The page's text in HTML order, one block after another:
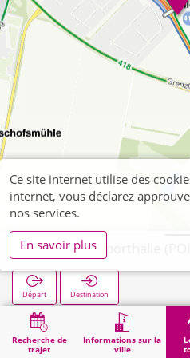
Recherche de
trajet
Informations sur la
ville
Wegberg, Sporthalle (POI)
Départ Destination
Démarrage Loisirs et tourisme
Ce site internet utilise des
internet, vous déclarez
nos services.
En savoir plus